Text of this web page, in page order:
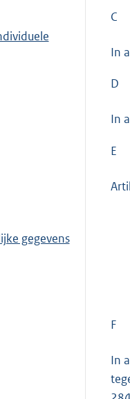
gegevens
C
In
D
In
E
F
In